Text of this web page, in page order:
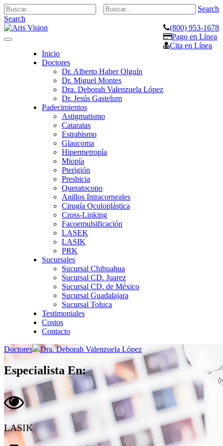
Search
Search
(800) 953-1678
Pago en Línea
Cita en Línea
Toggle
Inicio
Doctores
Dr. Alberto Haber Olguín
Dr. Miguel Montes
Dra. Deborah Valenzuela López
Dr. Jesús Gastelum
Padecimientos
Astigmatismo
Cataratas
Estrabismo
Glaucoma
Hipermetropía
Miopía
Pterigión
Presbicia
Queratocono
Anillos Intracorneales
Cirugía Oculoplástica
Cross-Linking
Facoemulsificación
LASEK
LASIK
PRK
Sucursales
Sucursal Chihuahua
Sucursal CD. Juarez
Sucursal CD. de México
Sucursal Guadalajara
Sucursal Toluca
Testimoniales
Costos
Contacto
Doctores Dra. Deborah Valenzuela López
Especialista En:
LASIK